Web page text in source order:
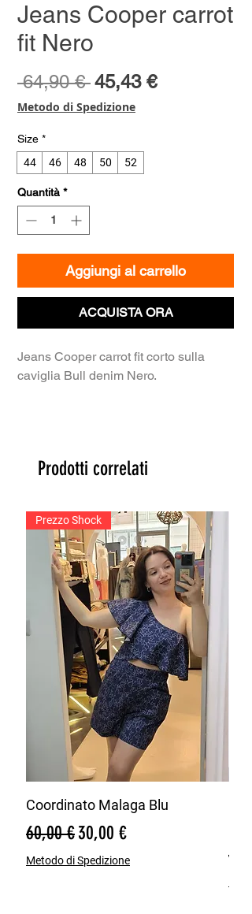
Jeans Cooper carrot
fit Nero
64,90 € Prezzo
regolare
45,43 €Prezzo
Metodo di Spedizione
Size *
44
46 48 50 52
Quantità *
Aggiungi al carrello
ACQUISTA ORA
Jeans Cooper carrot fit corto sulla
caviglia Bull denim Nero.
Prodotti correlati
Prezzo Shock
Coordinato Malaga Blu
Prezzo regolare
60,00 €Prezzo scontato
30,00 €
Metodo di Spedizione